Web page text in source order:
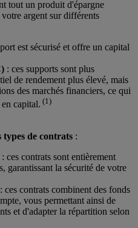
tout un produit d'épargne
argent sur différents
est sécurisé et offre un capital
: ces supports sont plus
de rendement plus élevé, mais
des marchés financiers, ce qui
capital. (1)
types de contrats :
: ces contrats sont entièrement
garantissant la sécurité de votre
: ces contrats combinent des fonds
vous permettant ainsi de
et d'adapter la répartition selon